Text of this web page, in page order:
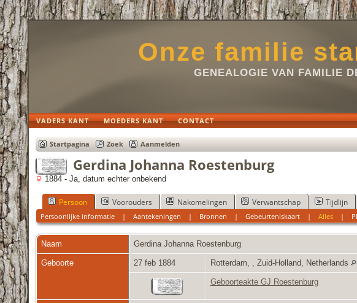
Onze familie
GENEALOGIE VAN FAMILIE
VADERS KANT MOEDERS KANT CONTACT
Startpagina Zoek Aanmelden
Gerdina Johanna Roestenburg
1884 - Ja, datum echter onbekend
Persoon Voorouders Nakomelingen Verwantschap Tijdlijn
Persoonlijke informatie |Aantekeningen | Bronnen |Gebeurteniskaart |Alles |
Naam Gerdina Johanna Roestenburg
Geboorte 27 feb 1884 Rotterdam, , Zuid-Holland, Netherlands
Geboorteakte GJ Roestenburg